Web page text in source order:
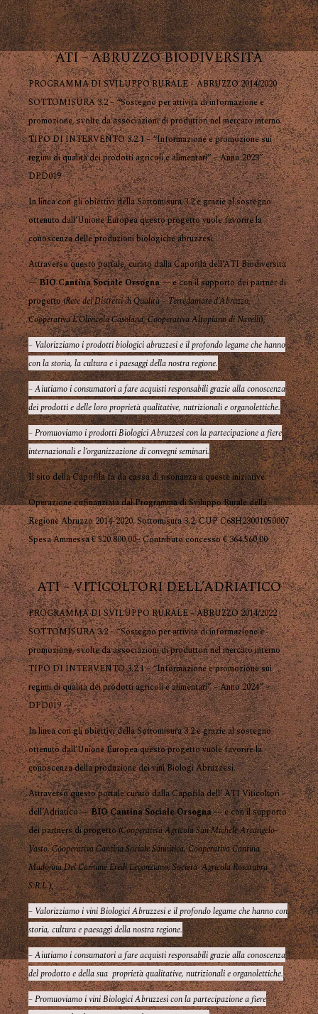
ATI – ABRUZZO BIODIVERSITÀ
PROGRAMMA DI SVILUPPO RURALE – ABRUZZO 2014/2020
SOTTOMISURA 3.2 – “Sostegno per attività di informazione e
promozione, svolte da associazioni di produttori nel mercato interno
TIPO DI INTERVENTO 3.2.1 – “Informazione e promozione sui
regimi di qualità dei prodotti agricoli e alimentari” – Anno 2023” –
DPD019
In linea con gli obiettivi della Sottomisura 3.2 e grazie al sostegno
ottenuto dall’Unione Europea questo progetto vuole favorire la
conoscenza delle produzioni biologiche abruzzesi.
Attraverso questo portale, curato dalla Capofila dell’ATI Biodiversità
—BIO Cantina Sociale Orsogna— e con il supporto dei partner di
progetto (Rete dei Distretti di Qualità – Terredamare d’Abruzzo,
Cooperativa L’Olivicola Casolana,Cooperativa Altopiano di Navelli),
– Valorizziamo i prodotti biologici abruzzesi e il profondo legame che hanno
con la storia, la cultura e i paesaggi della nostra regione.
– Aiutiamo i consumatori a fare acquisti responsabili grazie alla conoscenza
dei prodotti e delle loro proprietà qualitative, nutrizionali e organolettiche.
– Promuoviamo i prodotti Biologici Abruzzesi con la partecipazione a fiere
internazionali e l’organizzazione di convegni seminari.
Il sito della Capofila fa da cassa di risonanza a queste iniziative.
Operazione cofinanziata dal Programma di Sviluppo Rurale della
Regione Abruzzo 2014-2020, Sottomisura 3.2, CUP C68H23001050007
Spesa Ammessa € 520.800,00– Contributo concesso € 364.560,00
ATI – VITICOLTORI DELL’ADRIATICO
PROGRAMMA DI SVILUPPO RURALE – ABRUZZO 2014/2022
SOTTOMISURA 3.2 – “Sostegno per attività di informazione e
promozione, svolte da associazioni di produttori nel mercato interno
TIPO DI INTERVENTO 3.2.1 – “Informazione e promozione sui
regimi di qualità dei prodotti agricoli e alimentari” – Anno 2024” –
DPD019
In linea con gli obiettivi della Sottomisura 3.2 e grazie al sostegno
ottenuto dall’Unione Europea questo progetto vuole favorire la
conoscenza della produzione dei vini Biologi Abruzzesi.
Attraverso questo portale curato dalla Capofila dell’ ATI Viticoltori
dell’Adriatico —BIO Cantina Sociale Orsogna— e con il supporto
dei partners di progetto (Cooperativa Agricola San Michele Arcangelo-
Vasto, Cooperativa Cantina Sociale Sannitica, Cooperativa Cantina
Madonna Del Carmine Eredi Legonziano, Società Agricola Rosarubra
S.R.L.),
– Valorizziamo i vini Biologici Abruzzesi e il profondo legame che hanno con
storia, cultura e paesaggi della nostra regione.
– Aiutiamo i consumatori a fare acquisti responsabili grazie alla conoscenza
del prodotto e della sua proprietà qualitative, nutrizionali e organolettiche.
– Promuoviamo i vini Biologici Abruzzesi con la partecipazione a fiere